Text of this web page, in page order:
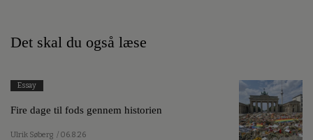
Det skal du også læse
Essay
Fire dage til fods gennem historien
Ulrik Søberg / 06.8.26